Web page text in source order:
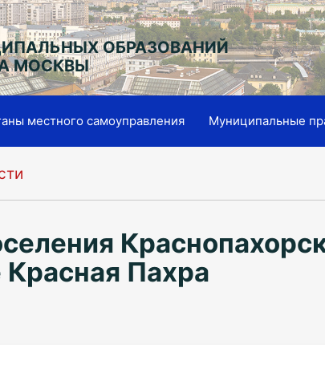
ОБРАЗОВАНИЙ
МОСКВЫ
местного самоуправления Муниципальные
Пахра